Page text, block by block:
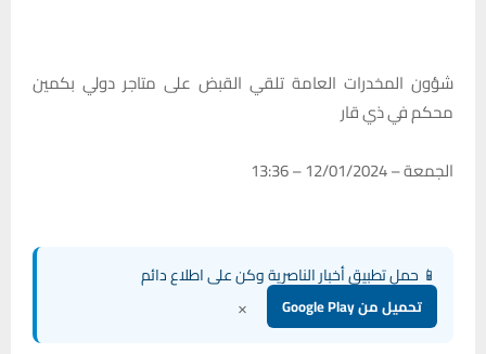
شؤون المخدرات العامة تلقي القبض على متاجر دولي بكمين
محكم في ذي قار
الجمعة – 12/01/2024 – 13:36
📱 حمل تطبيق أخبار الناصرية وكن على اطلاع دائم
تحميل من Google Play ×